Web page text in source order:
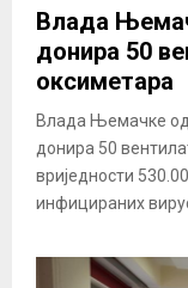
Влада
донира 50
оксиметара
Влада Њемачке
донира 50
вриједности
инфицираних